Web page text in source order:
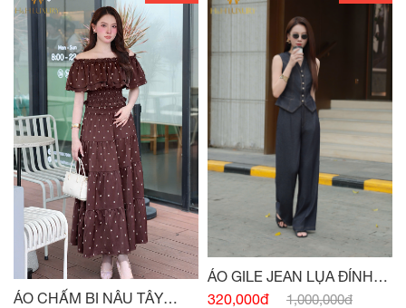
ÁO CHẤM BI NÂU TÂY
ÁO GILE JEAN LỤA ĐÍNH
CÚC
320,000đ 1,000,000đ